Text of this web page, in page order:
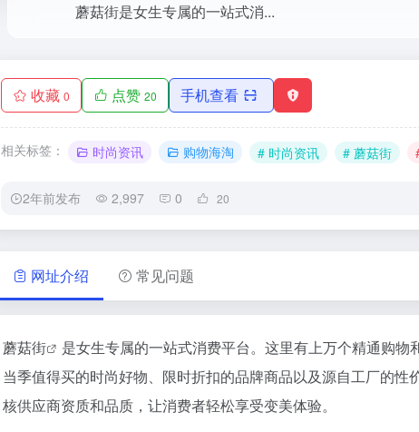
蘑菇街是女生专属的一站式消...
收藏 0 点赞 20 手机查看
相关标签： 时尚资讯 购物海淘 # 时尚资讯 # 蘑菇街
2年前发布 2,997 0 20
网址介绍 常见问题
蘑菇街
是女生专属的一站式消费平台。这里有上万个精通购
当季值得买的时尚好物、限时折扣的品牌商品以及源自工厂的性
核供应商资质和品质，让消费者轻松享受变美体验。